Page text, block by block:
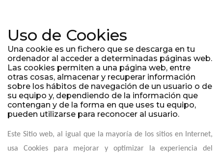
Uso de Cookies
Una cookie es un fichero que se descarga en tu
ordenador al acceder a determinadas páginas web.
Las cookies permiten a una página web, entre
otras cosas, almacenar y recuperar información
sobre los hábitos de navegación de un usuario o de
su equipo y, dependiendo de la información que
contengan y de la forma en que uses tu equipo,
pueden utilizarse para reconocer al usuario.
Este Sitio web, al igual que la mayoría de los sitios en Internet,
usa Cookies para mejorar y optimizar la experiencia del